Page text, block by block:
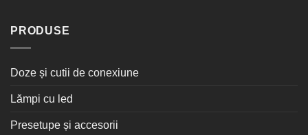
PRODUSE
Doze și cutii de conexiune
Lămpi cu led
Presetupe și accesorii